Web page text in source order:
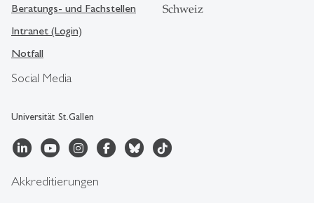
Social Media
Universität St.Gallen
Beratungs- und Fachstellen
Intranet (Login)
Notfall
Schweiz
Akkreditierungen